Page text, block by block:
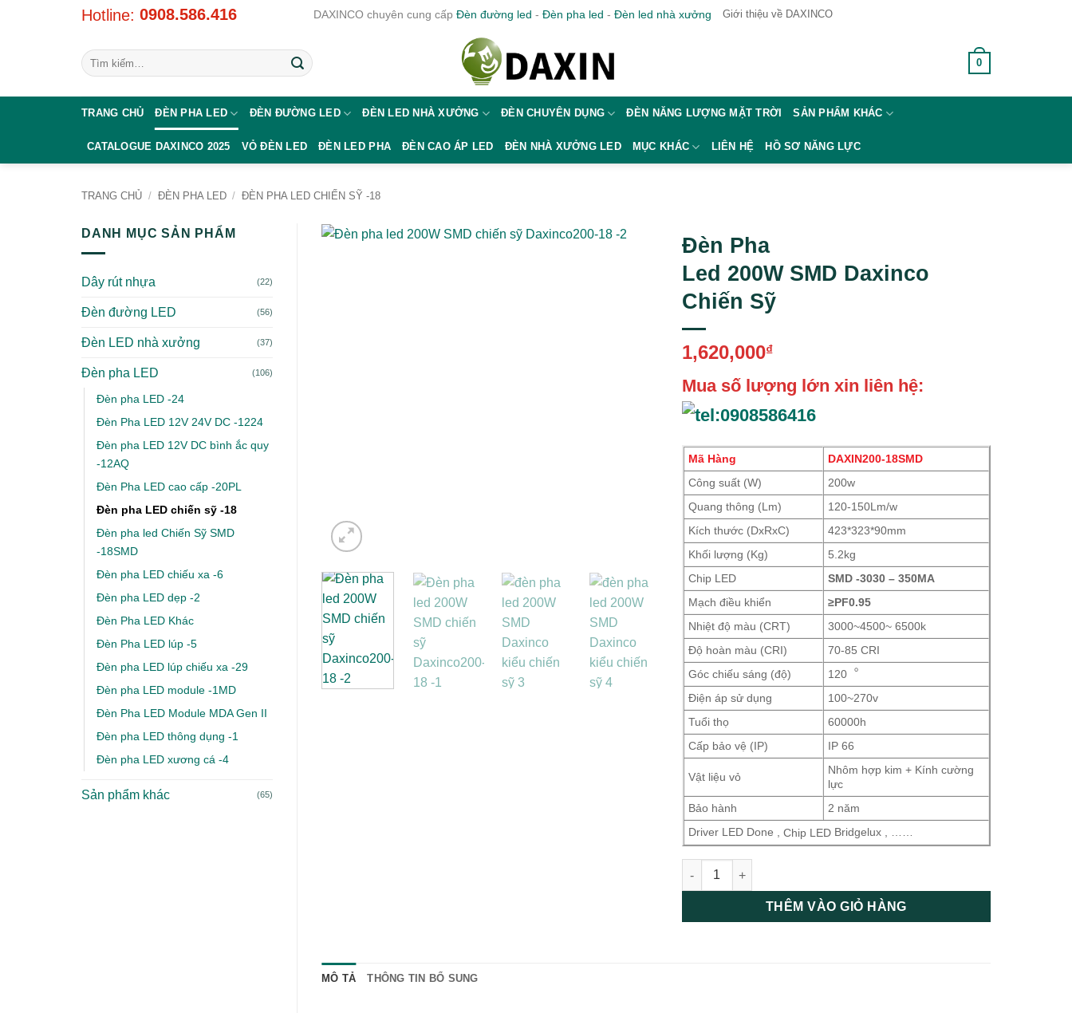
Hotline: 0908.586.416 DAXINCO chuyên cung cấp Đèn đường led - Đèn pha led - Đèn led nhà xưởng Giới thiệu về DAXINCO
Tìm
kiếm:
0
TRANG CHỦ ĐÈN PHA LED ĐÈN ĐƯỜNG LED ĐÈN LED NHÀ XƯỞNG ĐÈN CHUYÊN DỤNG ĐÈN NĂNG LƯỢNG MẶT TRỜI SẢN PHẨM KHÁC
CATALOGUE DAXINCO 2025 VỎ ĐÈN LED ĐÈN LED PHA ĐÈN CAO ÁP LED ĐÈN NHÀ XƯỞNG LED MỤC KHÁC LIÊN HỆ HỒ SƠ NĂNG LỰC
TRANG CHỦ / ĐÈN PHA LED / ĐÈN PHA LED CHIẾN SỸ -18
DANH MỤC SẢN PHẨM
Dây rút nhựa (22)
Đèn đường LED (56)
Đèn LED nhà xưởng (37)
Đèn pha LED (106)
Đèn pha LED -24
Đèn Pha LED 12V 24V DC -1224
Đèn pha LED 12V DC bình ắc quy
-12AQ
Đèn Pha LED cao cấp -20PL
Đèn pha LED chiến sỹ -18
Đèn pha led Chiến Sỹ SMD
-18SMD
Đèn pha LED chiếu xa -6
Đèn pha LED dẹp -2
Đèn Pha LED Khác
Đèn Pha LED lúp -5
Đèn pha LED lúp chiếu xa -29
Đèn pha LED module -1MD
Đèn Pha LED Module MDA Gen II
Đèn pha LED thông dụng -1
Đèn pha LED xương cá -4
Sản phẩm khác (65)
Đèn Pha
Led 200W SMD Daxinco
Chiến Sỹ
1,620,000₫
Mua số lượng lớn xin liên hệ:
Mã Hàng
DAXIN200-18SMD
Công suất (W)
200w
Quang thông (Lm)
120-150Lm/w
Kích thước (DxRxC)
423*323*90mm
Khối lượng (Kg)
5.2kg
Chip LED
SMD -3030 – 350MA
Mạch điều khiển
≥PF0.95
Nhiệt độ màu (CRT)
3000~4500~ 6500k
Độ hoàn màu (CRI)
70-85 CRI
Góc chiếu sáng (độ)
120︒
Điện áp sử dụng
100~270v
Tuổi thọ
60000h
Cấp bảo vệ (IP)
IP 66
Vật liệu vỏ
Nhôm hợp kim + Kính cường
lực
Bảo hành
2 năm
Driver LED Done , Chip LED Bridgelux , ……
Đèn Pha Led 200W SMD Daxinco Chiến Sỹ số lượng
THÊM VÀO GIỎ HÀNG
MÔ TẢ THÔNG TIN BỔ SUNG